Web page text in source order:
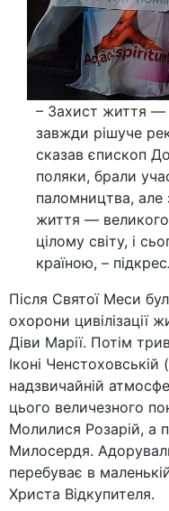
– Захист життя —
завжди рішуче
сказав єпископ
поляки, брали
паломництва, але
життя —
цілому світу, і
країною, –
Після Святої Меси
охорони цивілізації
Діви Марії. Потім
Іконі
надзвичайній
цього величезного
Молилися Розарій, а
Милосердя.
перебуває в
Христа Відкупителя.